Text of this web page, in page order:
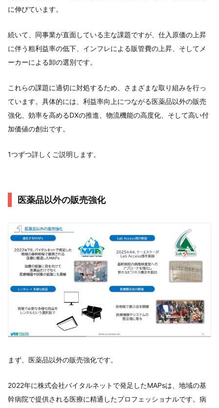
に伸びています。
続いて、同事業が直面している主な課題ですが、仕入原価の上昇
に伴う粗利益率の低下、インフレによる販管費の上昇、そしてメ
ーカーによる卸の選別です。
これらの課題に適切に対処するため、さまざまな取り組みを行っ
ています。具体的には、利益率向上につながる医薬品以外の販売
強化、効率を高めるDXの推進、物流機能の高度化、そして高い付
加価値の創出です。
1つずつ詳しくご説明します。
医薬品以外の販売強化
まず、医薬品以外の販売強化です。
2022年に株式会社バイタルネットで発足したMAPsは、地域の基
幹病院で提供される医療に精通したプロフェッショナルです。病